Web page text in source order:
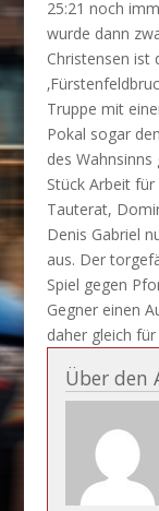
25:21 noch
wurde dann
Christensen ist
Truppe mit
Pokal sogar
des
Stück Arbeit für
Tauterat,
Denis Gabriel
aus. Der
Spiel gegen
Gegner einen
daher gleich
Über den